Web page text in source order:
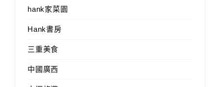
hank家菜園
Hank書房
三重美食
中國廣西